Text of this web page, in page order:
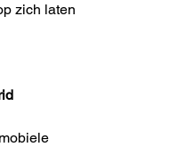
zich laten